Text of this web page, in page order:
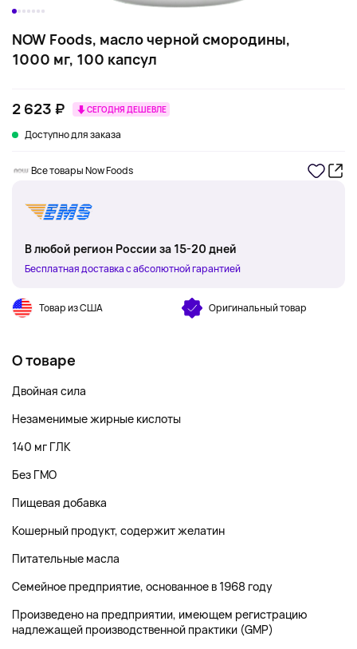
NOW Foods, масло черной смородины,
1000 мг, 100 капсул
2 623 ₽ СЕГОДНЯ ДЕШЕВЛЕ
Доступно для заказа
Все товары Now Foods
В любой регион России за 15-20 дней
Бесплатная доставка с абсолютной гарантией
Товар из США Оригинальный товар
О товаре
Двойная сила
Незаменимые жирные кислоты
140 мг ГЛК
Без ГМО
Пищевая добавка
Кошерный продукт, содержит желатин
Питательные масла
Семейное предприятие, основанное в 1968 году
Произведено на предприятии, имеющем регистрацию
надлежащей производственной практики (GMP)